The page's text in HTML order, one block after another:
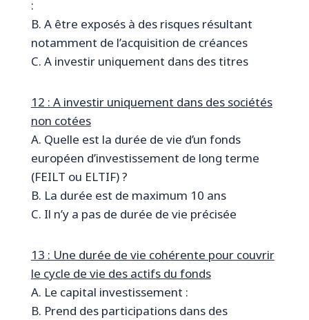
:
B. A être exposés à des risques résultant
notamment de l’acquisition de créances
C. A investir uniquement dans des titres
12 : A investir uniquement dans des sociétés
non cotées
A. Quelle est la durée de vie d’un fonds
européen d’investissement de long terme
(FEILT ou ELTIF) ?
B. La durée est de maximum 10 ans
C. Il n’y a pas de durée de vie précisée
13 : Une durée de vie cohérente pour couvrir
le cycle de vie des actifs du fonds
A. Le capital investissement :
B. Prend des participations dans des